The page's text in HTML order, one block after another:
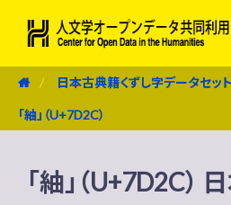
日本古典籍くずし字データセット
「紬」（U+7D2C）
「紬」（U+7D2C）